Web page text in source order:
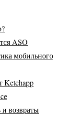
ASO
мобильного
Ketchapp
и возвраты